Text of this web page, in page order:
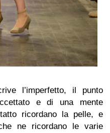
l’imperfetto, il punto
e di una mente
ricordano la pelle, e
ne ricordano le varie